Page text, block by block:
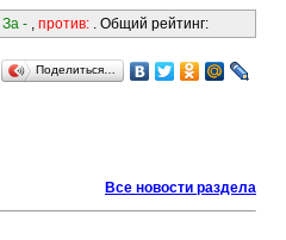
За - , против: . Общий рейтинг:
Поделиться…
Все новости раздела